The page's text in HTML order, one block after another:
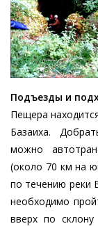
Подъезды и
Пещера
Базаиха.
можно
(около 70 км на
по течению реки
необходимо
вверх по